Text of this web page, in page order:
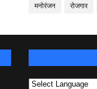
मनोरंजन
रोजगार